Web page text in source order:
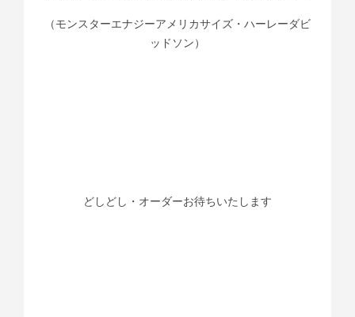
（モンスターエナジーアメリカサイズ・ハーレーダビ
ッドソン）
どしどし・オーダーお待ちいたします